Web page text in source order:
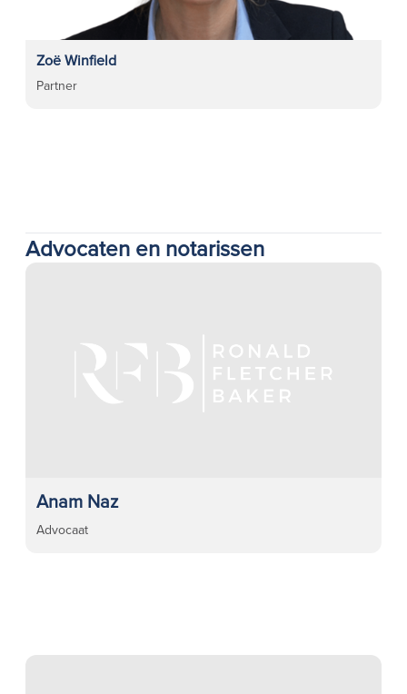
Zoë Winfield
Partner
Advocaten en notarissen
Anam Naz
Advocaat